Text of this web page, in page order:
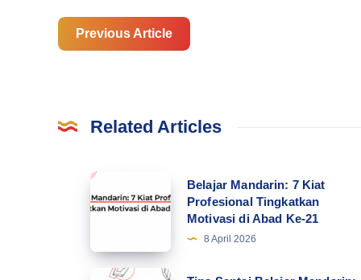
Previous Article
Related Articles
Belajar
Mandarin:
Kiat
Profesional
Belajar Mandarin: 7 Kiat
Profesional Tingkatkan
Motivasi di Abad Ke-21
8 April 2026